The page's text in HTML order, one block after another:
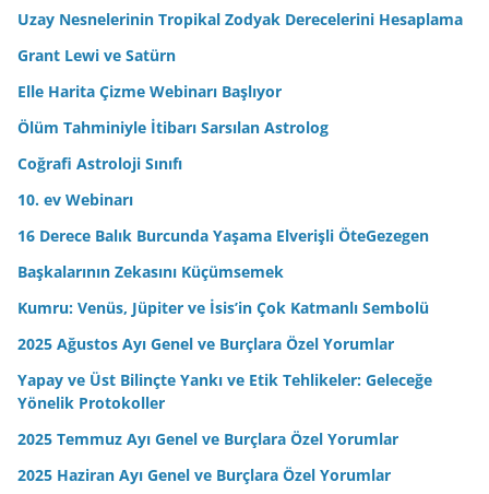
r
i
n
Uzay Nesnelerinin Tropikal Zodyak Derecelerini Hesaplama
Grant Lewi ve Satürn
Elle Harita Çizme Webinarı Başlıyor
Ölüm Tahminiyle İtibarı Sarsılan Astrolog
Coğrafi Astroloji Sınıfı
10. ev Webinarı
16 Derece Balık Burcunda Yaşama Elverişli ÖteGezegen
Başkalarının Zekasını Küçümsemek
Kumru: Venüs, Jüpiter ve İsis’in Çok Katmanlı Sembolü
2025 Ağustos Ayı Genel ve Burçlara Özel Yorumlar
Yapay ve Üst Bilinçte Yankı ve Etik Tehlikeler: Geleceğe
Yönelik Protokoller
2025 Temmuz Ayı Genel ve Burçlara Özel Yorumlar
2025 Haziran Ayı Genel ve Burçlara Özel Yorumlar